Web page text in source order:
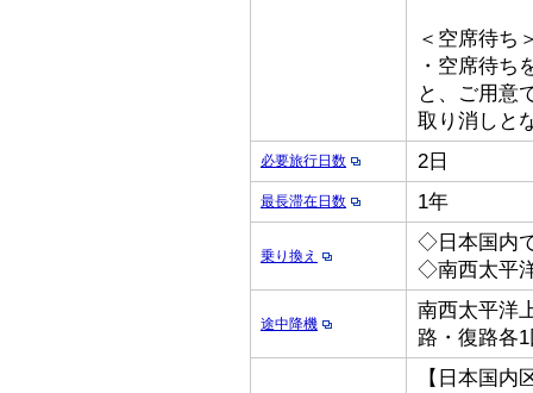
＜空席待ち
・空席待ち
と、ご用意
取り消しと
必要旅行日数 2日
最長滞在日数 1年
乗り換え
◇日本国内
◇南西太平
途中降機
南西太平洋
路・復路各
【日本国内